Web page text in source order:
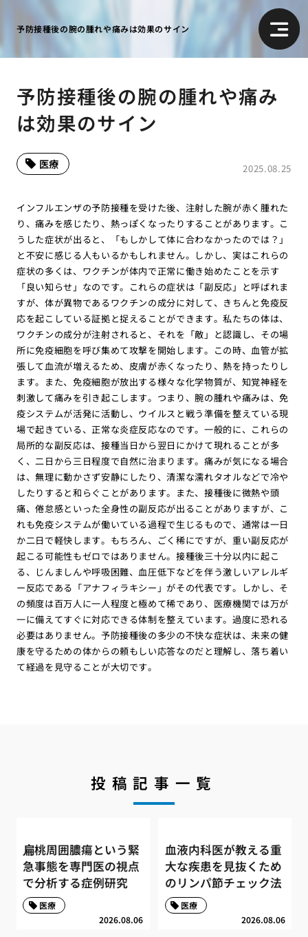
予防接種後の腕の腫れや痛みは効果のサイン
予防接種後の腕の腫れや痛み
は効果のサイン
2025.08.25
医療
インフルエンザの予防接種を受けた後、注射した腕が赤く腫れた
り、痛みを感じたり、熱っぽくなったりすることがあります。こ
うした症状が出ると、「もしかして体に合わなかったのでは？」
と不安に感じる人もいるかもしれません。しかし、実はこれらの
症状の多くは、ワクチンが体内で正常に働き始めたことを示す
「良い知らせ」なのです。これらの症状は「副反応」と呼ばれま
すが、体が異物であるワクチンの成分に対して、きちんと免疫反
応を起こしている証拠と捉えることができます。私たちの体は、
ワクチンの成分が注射されると、それを「敵」と認識し、その場
所に免疫細胞を呼び集めて攻撃を開始します。この時、血管が拡
張して血流が増えるため、皮膚が赤くなったり、熱を持ったりし
ます。また、免疫細胞が放出する様々な化学物質が、知覚神経を
刺激して痛みを引き起こします。つまり、腕の腫れや痛みは、免
疫システムが活発に活動し、ウイルスと戦う準備を整えている現
場で起きている、正常な炎症反応なのです。一般的に、これらの
局所的な副反応は、接種当日から翌日にかけて現れることが多
く、二日から三日程度で自然に治まります。痛みが気になる場合
は、無理に動かさず安静にしたり、清潔な濡れタオルなどで冷や
したりすると和らぐことがあります。また、接種後に微熱や頭
痛、倦怠感といった全身性の副反応が出ることがありますが、こ
れも免疫システムが働いている過程で生じるもので、通常は一日
か二日で軽快します。もちろん、ごく稀にですが、重い副反応が
起こる可能性もゼロではありません。接種後三十分以内に起こ
る、じんましんや呼吸困難、血圧低下などを伴う激しいアレルギ
ー反応である「アナフィラキシー」がその代表です。しかし、そ
の頻度は百万人に一人程度と極めて稀であり、医療機関では万が
一に備えてすぐに対応できる体制を整えています。過度に恐れる
必要はありません。予防接種後の多少の不快な症状は、未来の健
康を守るための体からの頼もしい応答なのだと理解し、落ち着い
て経過を見守ることが大切です。
投稿記事一覧
扁桃周囲膿瘍という緊
急事態を専門医の視点
で分析する症例研究
2026.08.06
医療
血液内科医が教える重
大な疾患を見抜くため
のリンパ節チェック法
2026.08.06
医療